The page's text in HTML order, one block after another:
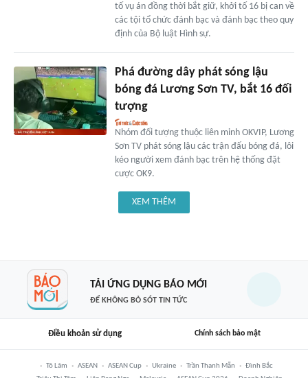
tố vụ án đồng thời bắt giữ, khởi tố 16 bị can về
các tội tổ chức đánh bạc và đánh bạc theo quy
định của Bộ luật Hình sự.
Phá đường dây phát sóng lậu
bóng đá Lương Sơn TV, bắt 16 đối
tượng
Nhóm đối tượng thuộc liên minh OKVIP, Lương
Sơn TV phát sóng lậu các trận đấu bóng đá, lôi
kéo người xem đánh bạc trên hệ thống đặt
cược OK9.
XEM THÊM
TẢI ỨNG DỤNG BÁO MỚI
ĐỂ KHÔNG BỎ SÓT TIN TỨC
Điều khoản sử dụng Chính sách bảo mật
Tô Lâm ASEAN ASEAN Cup Ukraine Trần Thanh Mẫn
Đình Bắc